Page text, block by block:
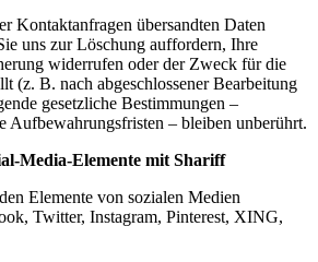
Kontaktanfragen übersandten Daten
uns zur Löschung auffordern, Ihre
widerrufen oder der Zweck für die
(z. B. nach abgeschlossener Bearbeitung
gesetzliche Bestimmungen –
Aufbewahrungsfristen – bleiben unberührt.
Media-Elemente mit Shariff
Elemente von sozialen Medien
Twitter, Instagram, Pinterest, XING,